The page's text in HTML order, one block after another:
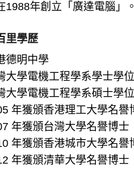
1988年創立「廣達電腦」。
里學歷
德明中學
大學電機工程學系學士學位
大學電機工程學系碩士學位
年獲頒香港理工大學名譽
年獲頒台灣大學名譽博士
年獲頒香港城市大學名譽
年獲頒清華大學名譽博士